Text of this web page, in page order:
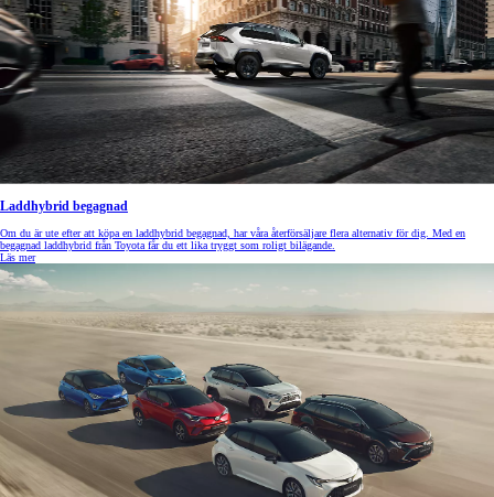
Laddhybrid begagnad
Om du är ute efter att köpa en laddhybrid begagnad, har våra återförsäljare flera alternativ för dig. Med en
begagnad laddhybrid från Toyota får du ett lika tryggt som roligt bilägande.
Läs mer